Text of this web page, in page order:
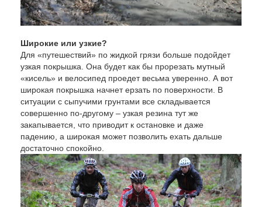
Широкие или узкие?
Для «путешествий» по жидкой грязи больше подойдет
узкая покрышка. Она будет как бы прорезать мутный
«кисель» и велосипед проедет весьма уверенно. А вот
широкая покрышка начнет ерзать по поверхности. В
ситуации с сыпучими грунтами все складывается
совершенно по-другому – узкая резина тут же
закапывается, что приводит к остановке и даже
падению, а широкая может позволить ехать дальше
достаточно спокойно.